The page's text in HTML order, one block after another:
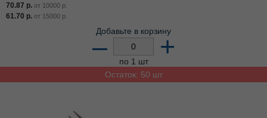
70.87 р. от 10000 р.
61.70 р. от 15000 р.
Добавьте в корзину
– +
по 1 шт
Остаток: 50 шт